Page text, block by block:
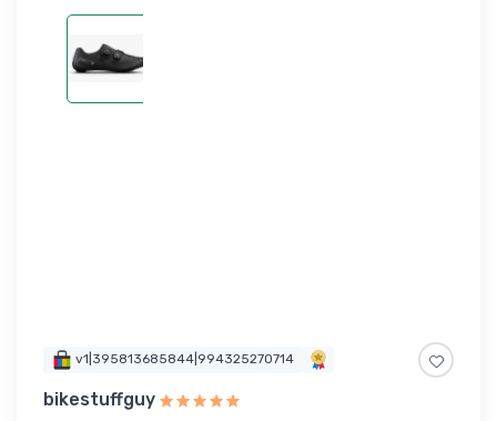
v1|395813685844|994325270714
bikestuffguy